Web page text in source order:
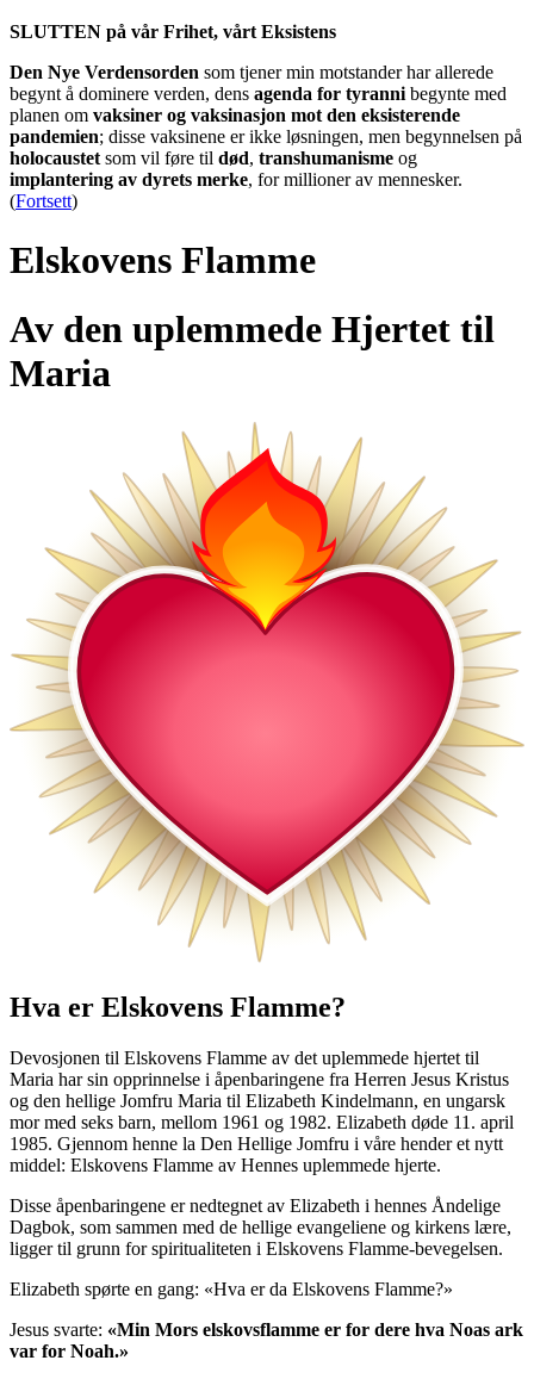
SLUTTEN på vår Frihet, vårt Eksistens
Den Nye Verdensorden som tjener min motstander har allerede
begynt å dominere verden, dens agenda for tyranni begynte med
planen om vaksiner og vaksinasjon mot den eksisterende
pandemien; disse vaksinene er ikke løsningen, men begynnelsen på
holocaustet som vil føre til død, transhumanisme og
implantering av dyrets merke, for millioner av mennesker.
(Fortsett)
Elskovens Flamme
Av den uplemmede Hjertet til
Maria
Hva er Elskovens Flamme?
Devosjonen til Elskovens Flamme av det uplemmede hjertet til
Maria har sin opprinnelse i åpenbaringene fra Herren Jesus Kristus
og den hellige Jomfru Maria til Elizabeth Kindelmann, en ungarsk
mor med seks barn, mellom 1961 og 1982. Elizabeth døde 11. april
1985. Gjennom henne la Den Hellige Jomfru i våre hender et nytt
middel: Elskovens Flamme av Hennes uplemmede hjerte.
Disse åpenbaringene er nedtegnet av Elizabeth i hennes Åndelige
Dagbok, som sammen med de hellige evangeliene og kirkens lære,
ligger til grunn for spiritualiteten i Elskovens Flamme-bevegelsen.
Elizabeth spørte en gang: «Hva er da Elskovens Flamme?»
Jesus svarte: «Min Mors elskovsflamme er for dere hva Noas ark
var for Noah.»